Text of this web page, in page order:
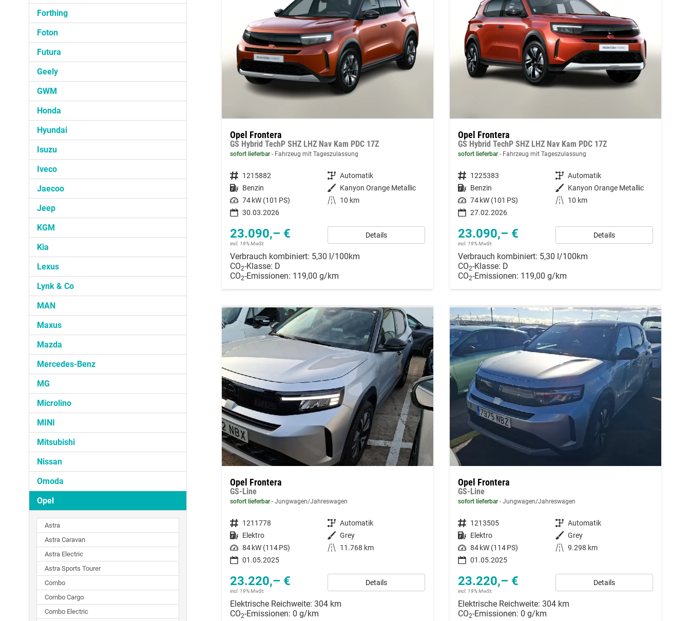
Opel Frontera
GS Hybrid TechP SHZ LHZ Nav Kam PDC 17Z
sofort lieferbar Fahrzeug mit Tageszulassung
Fahrzeugnummer 1215882 Getriebe Automatik
Kraftstoff Benzin Außenfarbe Kanyon Orange Metallic
Leistung 74 kW (101 PS) Kilometerstand
10 km
30.03.2026
23.090,– €
incl. 19% MwSt.
Details
Verbrauch kombiniert: 5,30 l/100km
CO2-Klasse: D
CO2-Emissionen: 119,00 g/km
Opel Frontera
GS Hybrid TechP SHZ LHZ Nav Kam PDC 17Z
sofort lieferbar Fahrzeug mit Tageszulassung
Fahrzeugnummer 1225383 Getriebe Automatik
Kraftstoff Benzin Außenfarbe Kanyon Orange Metallic
Leistung 74 kW (101 PS) Kilometerstand
10 km
27.02.2026
23.090,– €
incl. 19% MwSt.
Details
Verbrauch kombiniert: 5,30 l/100km
CO2-Klasse: D
CO2-Emissionen: 119,00 g/km
Opel Frontera
GS-Line
sofort lieferbar Jungwagen/Jahreswagen
Fahrzeugnummer 1211778 Getriebe Automatik
Kraftstoff Elektro Außenfarbe Grey
Leistung 84 kW (114 PS) Kilometerstand
11.768 km
01.05.2025
23.220,– €
incl. 19% MwSt.
Details
Elektrische Reichweite: 304 km
CO2-Emissionen: 0 g/km
Opel Frontera
GS-Line
sofort lieferbar Jungwagen/Jahreswagen
Fahrzeugnummer 1213505 Getriebe Automatik
Kraftstoff Elektro Außenfarbe Grey
Leistung 84 kW (114 PS) Kilometerstand 9.298 km
01.05.2025
23.220,– €
incl. 19% MwSt.
Details
Elektrische Reichweite: 304 km
CO2-Emissionen: 0 g/km
Forthing
Foton
Futura
Geely
GWM
Honda
Hyundai
Isuzu
Iveco
Jaecoo
Jeep
KGM
Kia
Lexus
Lynk & Co
MAN
Maxus
Mazda
Mercedes-Benz
MG
Microlino
MINI
Mitsubishi
Nissan
Omoda
Opel
Astra
Astra Caravan
Astra Electric
Astra Sports Tourer
Combo
Combo Cargo
Combo Electric